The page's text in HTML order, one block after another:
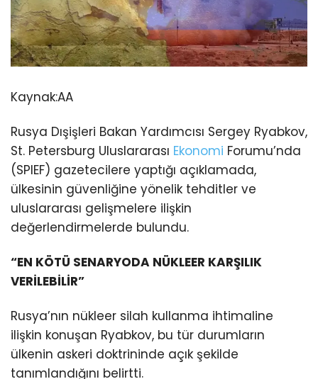
Kaynak:AA
Rusya Dışişleri Bakan Yardımcısı Sergey Ryabkov,
St. Petersburg Uluslararası Ekonomi Forumu’nda
(SPIEF) gazetecilere yaptığı açıklamada,
ülkesinin güvenliğine yönelik tehditler ve
uluslararası gelişmelere ilişkin
değerlendirmelerde bulundu.
“EN KÖTÜ SENARYODA NÜKLEER KARŞILIK
VERİLEBİLİR”
Rusya’nın nükleer silah kullanma ihtimaline
ilişkin konuşan Ryabkov, bu tür durumların
ülkenin askeri doktrininde açık şekilde
tanımlandığını belirtti.